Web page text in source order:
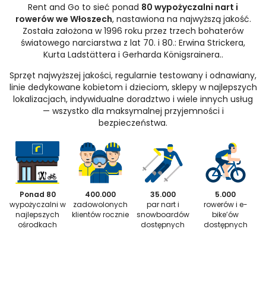
Rent and Go to sieć ponad 80 wypożyczalni nart i
rowerów we Włoszech, nastawiona na najwyższą jakość.
Została założona w 1996 roku przez trzech bohaterów
światowego narciarstwa z lat 70. i 80.: Erwina Strickera,
Kurta Ladstättera i Gerharda Königsrainera..
Sprzęt najwyższej jakości, regularnie testowany i odnawiany,
linie dedykowane kobietom i dzieciom, sklepy w najlepszych
lokalizacjach, indywidualne doradztwo i wiele innych usług
— wszystko dla maksymalnej przyjemności i
bezpieczeństwa.
Ponad 80
wypożyczalni w
najlepszych
ośrodkach
400.000
zadowolonych
klientów rocznie
35.000
par nart i
snowboardów
dostępnych
5.000
rowerów i e-
bike’ów
dostępnych